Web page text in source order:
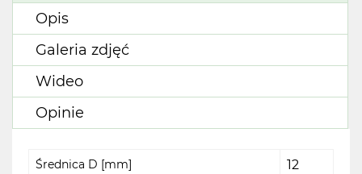
Opis
Galeria zdjęć
Wideo
Opinie
Średnica D [mm] 12